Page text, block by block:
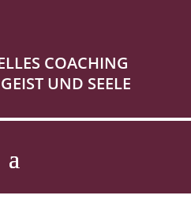
COACHING
UND SEELE